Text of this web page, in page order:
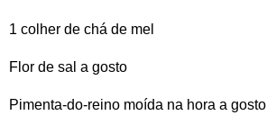
1 colher de chá de mel
Flor de sal a gosto
Pimenta-do-reino moída na hora a gosto